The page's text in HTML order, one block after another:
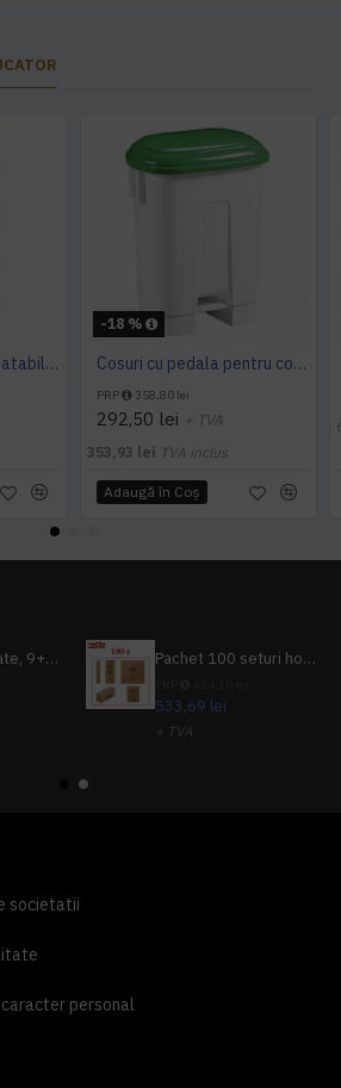
Cosuri cu capace rabatabile 45L, colectare selectiva - pret per cos
-18 %
Cosuri cu pedala pentru colectarea selectiva 30, 60L, rosu, galben, verbe, albastru, alb
PRP 358,80 lei
292,50 lei + TVA
353,93 lei TVA inclus
Adaugă în Coş
Pachet 10 halate, 9+1 gratuit Pachet 100 seturi hoteliere, set dentar, set barbierit, casca de dus, pila unghii, set cusut
533,69 lei
+ TVA
societatii
personal